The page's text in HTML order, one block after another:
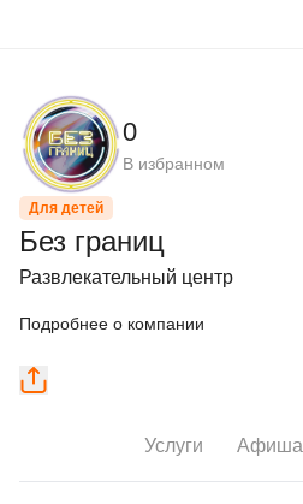
0
В избранном
Для детей
Без границ
Развлекательный центр
Подробнее о компании
Услуги Афиша